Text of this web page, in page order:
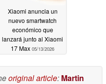
Xiaomi anuncia un
nuevo smartwatch
económico que
lanzará junto al Xiaomi
17 Max 05/13/2026
original article: Martin